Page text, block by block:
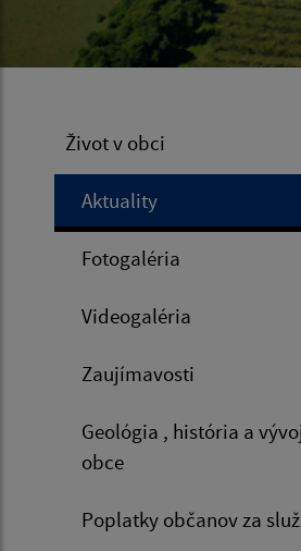
Život v obci
Aktuality
Fotogaléria
Videogaléria
Zaujímavosti
Geológia , história a
obce
Poplatky občanov za